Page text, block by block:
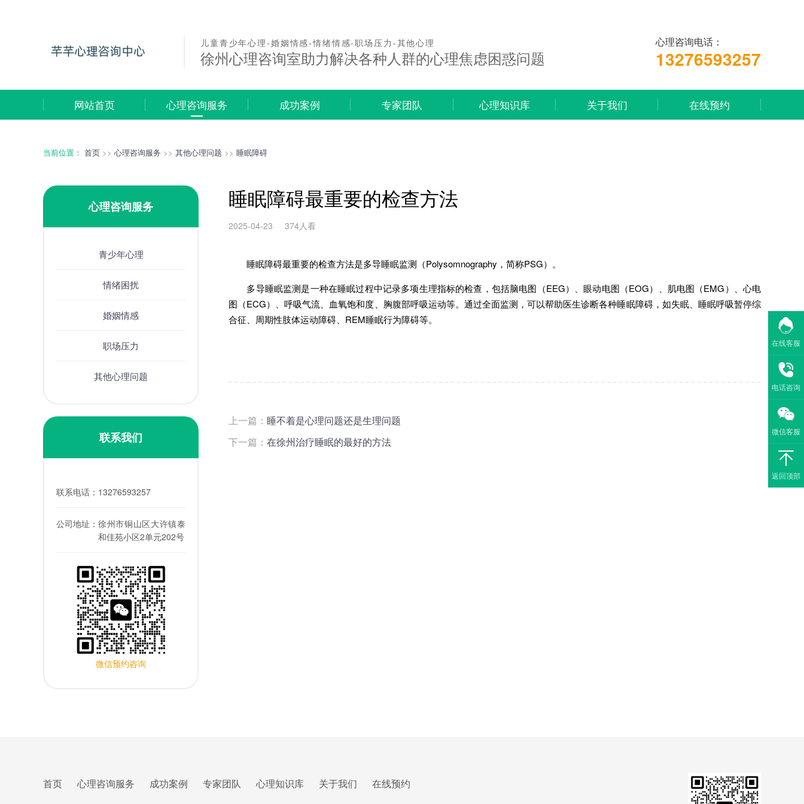
儿童青少年心理-婚姻情感-情绪情感-职场压力-其他心理
徐州心理咨询室助力解决各种人群的心理焦虑困惑问题
心理咨询电话：
13276593257
网站首页 心理咨询服务 成功案例 专家团队 心理知识库 关于我们 在线预约
当前位置： 首页 >> 心理咨询服务 >> 其他心理问题 >> 睡眠障碍
心理咨询服务
青少年心理
情绪困扰
婚姻情感
职场压力
其他心理问题
联系我们
联系电话： 13276593257
公司地址： 徐州市铜山区大许镇泰
和佳苑小区2单元202号
微信预约咨询
睡眠障碍最重要的检查方法
2025-04-23 374人看
睡眠障碍最重要的检查方法是多导睡眠监测（Polysomnography，简称PSG）。
多导睡眠监测是一种在睡眠过程中记录多项生理指标的检查，包括脑电图（EEG）、眼动电图（EOG）、肌电图（EMG）、心电
图（ECG）、呼吸气流、血氧饱和度、胸腹部呼吸运动等。通过全面监测，可以帮助医生诊断各种睡眠障碍，如失眠、睡眠呼吸暂停综
合征、周期性肢体运动障碍、REM睡眠行为障碍等。
上一篇： 睡不着是心理问题还是生理问题
下一篇： 在徐州治疗睡眠的最好的方法
首页 心理咨询服务 成功案例 专家团队 心理知识库 关于我们 在线预约
在线客服
电话咨询
微信客服
返回顶部